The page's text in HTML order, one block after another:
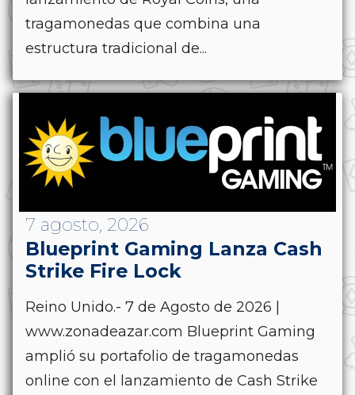
tragamonedas que combina una
estructura tradicional de...
7 agosto, 2026
Blueprint Gaming Lanza Cash
Strike Fire Lock
Reino Unido.- 7 de Agosto de 2026 |
www.zonadeazar.com Blueprint Gaming
amplió su portafolio de tragamonedas
online con el lanzamiento de Cash Strike